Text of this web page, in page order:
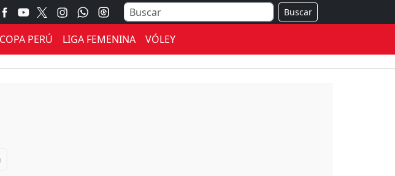
Buscar
COPA PERÚ LIGA FEMENINA VÓLEY